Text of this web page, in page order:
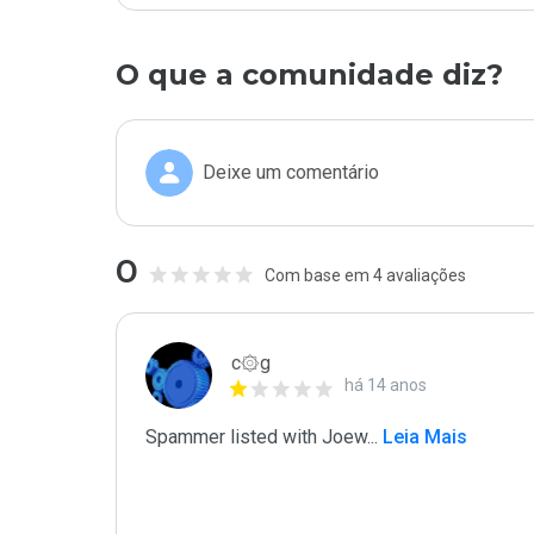
O que a comunidade diz?
Deixe um comentário
0 Com base em 4 avaliações
c۞g
há 14 anos
Spammer listed with Joew... Leia Mais